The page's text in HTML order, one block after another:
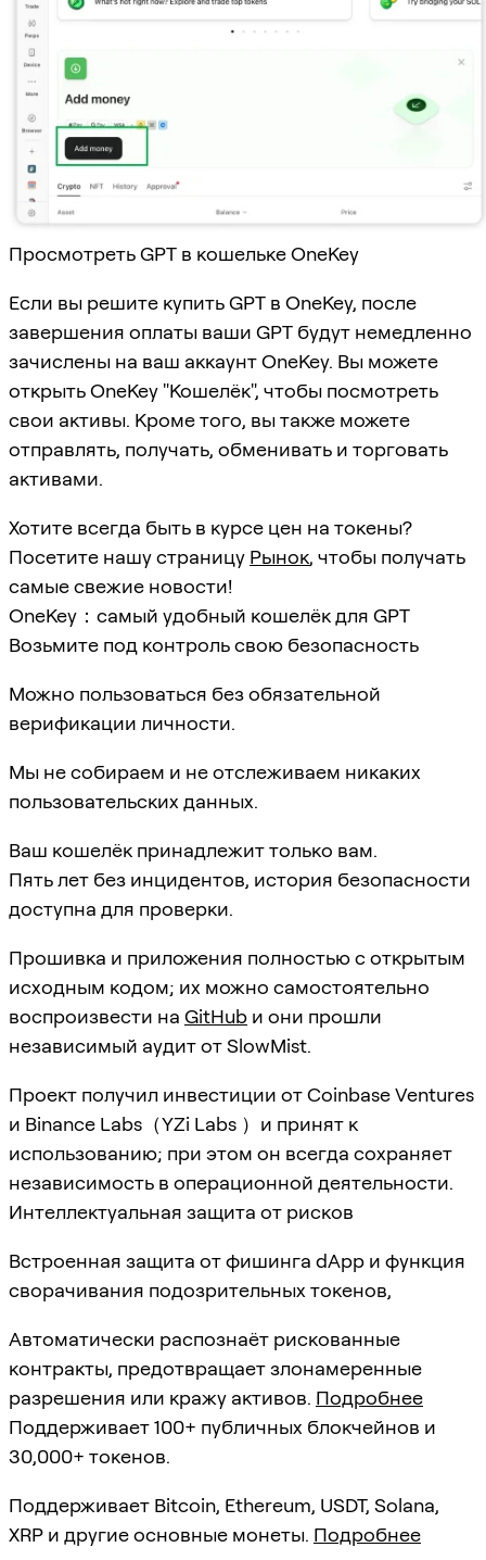
Просмотреть GPT в кошельке OneKey
Если вы решите купить GPT в OneKey, после
завершения оплаты ваши GPT будут немедленно
зачислены на ваш аккаунт OneKey. Вы можете
открыть OneKey "Кошелёк", чтобы посмотреть
свои активы. Кроме того, вы также можете
отправлять, получать, обменивать и торговать
активами.
Хотите всегда быть в курсе цен на токены?
Посетите нашу страницу Рынок, чтобы получать
самые свежие новости!
OneKey：самый удобный кошелёк для GPT
Возьмите под контроль свою безопасность
Можно пользоваться без обязательной
верификации личности.
Мы не собираем и не отслеживаем никаких
пользовательских данных.
Ваш кошелёк принадлежит только вам.
Пять лет без инцидентов, история безопасности
доступна для проверки.
Прошивка и приложения полностью с открытым
исходным кодом; их можно самостоятельно
воспроизвести на GitHub и они прошли
независимый аудит от SlowMist.
Проект получил инвестиции от Coinbase Ventures
и Binance Labs（YZi Labs ）и принят к
использованию; при этом он всегда сохраняет
независимость в операционной деятельности.
Интеллектуальная защита от рисков
Встроенная защита от фишинга dApp и функция
сворачивания подозрительных токенов,
Автоматически распознаёт рискованные
контракты, предотвращает злонамеренные
разрешения или кражу активов. Подробнее
Поддерживает 100+ публичных блокчейнов и
30,000+ токенов.
Поддерживает Bitcoin, Ethereum, USDT, Solana,
XRP и другие основные монеты. Подробнее